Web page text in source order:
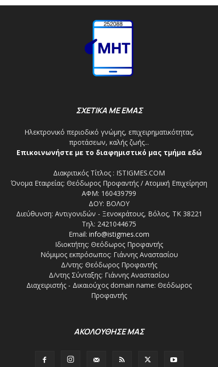
ΣΧΕΤΙΚΑ ΜΕ ΕΜΑΣ
Ηλεκτρονικό περιοδικό γνώμης, επιχειρηματικότητας,
προτάσεων, καλής ζωής...
Επικοινωνήστε με το διαφημιστικό μας τμήμα εδώ
Διακριτικός Τίτλος : ISTIGMES.COM
Όνομα Εταιρείας: Θεόδωρος Προφαντής / Ατομική Επιχείρηση
ΑΦΜ: 160439799
ΔΟΥ: ΒΟΛΟΥ
Διεύθυνση: Αντιγονιδών - Ξενοκράτους, Βόλος, ΤΚ 38221
Τηλ: 2421044675
Email: info@istigmes.com
Ιδιοκτήτης: Θεόδωρος Προφαντής
Νόμιμος εκπρόσωπος: Γιάννης Αναστασίου
Δ/ντης: Θεόδωρος Προφαντής
Δ/ντης Σύνταξης: Γιάννης Αναστασίου
Διαχειριστής - Δικαιούχος domain name: Θεόδωρος
Προφαντής
ΑΚΟΛΟΥΘΗΣΕ ΜΑΣ